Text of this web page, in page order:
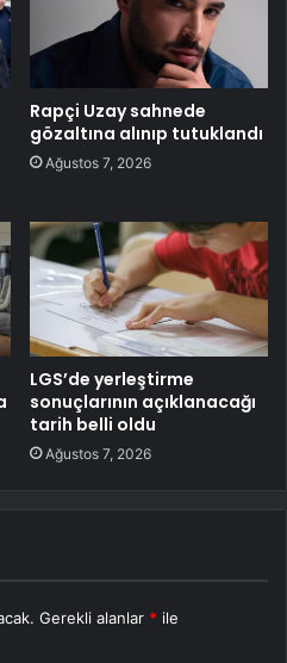
Rapçi Uzay sahnede
gözaltına alınıp tutuklandı
Ağustos 7, 2026
LGS’de yerleştirme
sonuçlarının açıklanacağı
tarih belli oldu
Ağustos 7, 2026
Gerekli alanlar * ile